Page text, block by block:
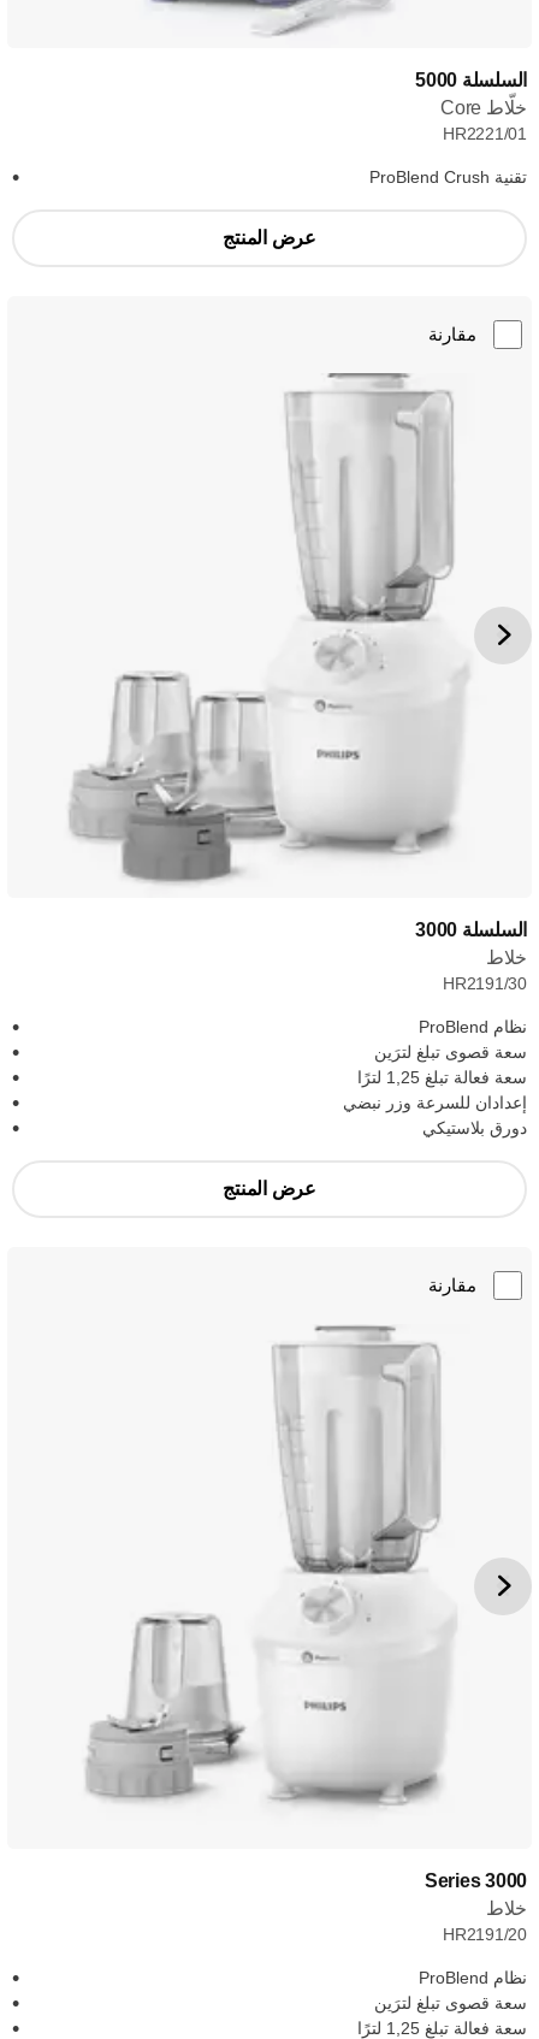
السلسلة 5000
خلّاط Core
HR2221/01
تقنية ProBlend Crush
عرض المنتج
مقارنة
السلسلة 3000
خلاط
HR2191/30
نظام ProBlend
سعة قصوى تبلغ لترَين
سعة فعالة تبلغ 1,25 لترًا
إعدادان للسرعة وزر نبضي
دورق بلاستيكي
عرض المنتج
مقارنة
3000 Series
خلاط
HR2191/20
نظام ProBlend
سعة قصوى تبلغ لترَين
سعة فعالة تبلغ 1,25 لترًا